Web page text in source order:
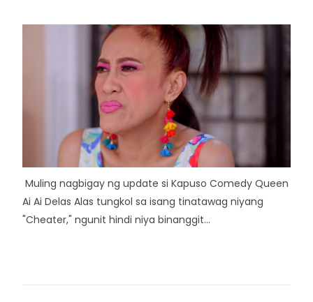
Muling nagbigay ng update si Kapuso Comedy Queen
Ai Ai Delas Alas tungkol sa isang tinatawag niyang
"Cheater," ngunit hindi niya binanggit...